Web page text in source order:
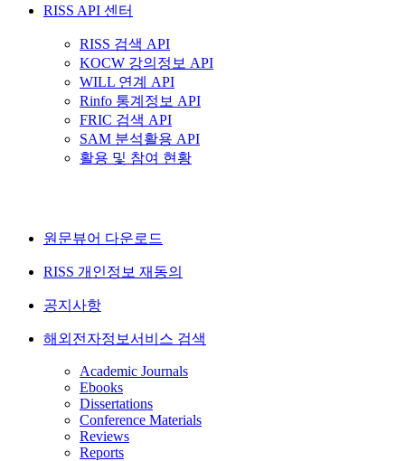
RISS API 센터
RISS 검색 API
KOCW 강의정보 API
WILL 연계 API
Rinfo 통계정보 API
FRIC 검색 API
SAM 분석활용 API
활용 및 참여 현황
원문뷰어 다운로드
RISS 개인정보 재동의
공지사항
해외전자정보서비스 검색
Academic Journals
Ebooks
Dissertations
Conference Materials
Reviews
Reports